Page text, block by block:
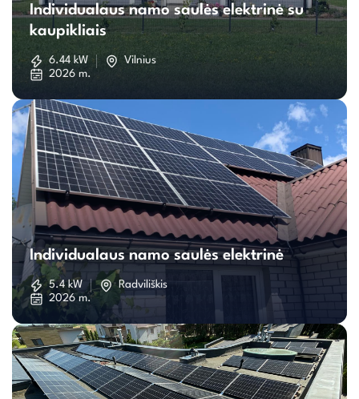
namo
saulės
kaupikliais
Individualaus namo saulės elektrinė su
kaupikliais
6.44 kW
Vilnius
2026 m.
Individualaus
namo
saulės
Individualaus namo saulės elektrinė
5.4 kW
Radviliškis
2026 m.